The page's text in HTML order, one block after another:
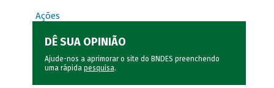
Ações
DÊ SUA OPINIÃO
Ajude-nos a aprimorar o site do BNDES preenchendo
uma rápida pesquisa.